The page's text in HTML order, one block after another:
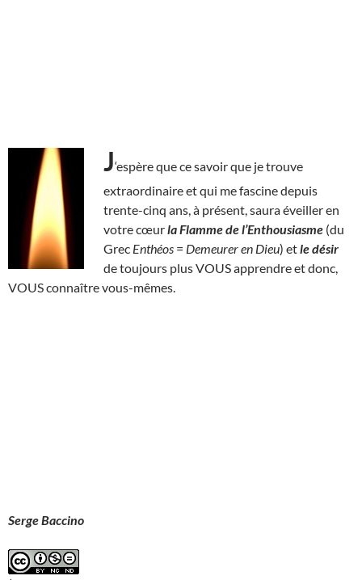
J‘espère que ce savoir que je trouve
extraordinaire et qui me fascine depuis
trente-cinq ans, à présent, saura éveiller en
votre cœurla Flamme de l’Enthousiasme (du
Grec Enthéos = Demeurer en Dieu) etle désir
de toujours plus VOUS apprendre et donc,
VOUS connaître vous-mêmes.
Serge Baccino